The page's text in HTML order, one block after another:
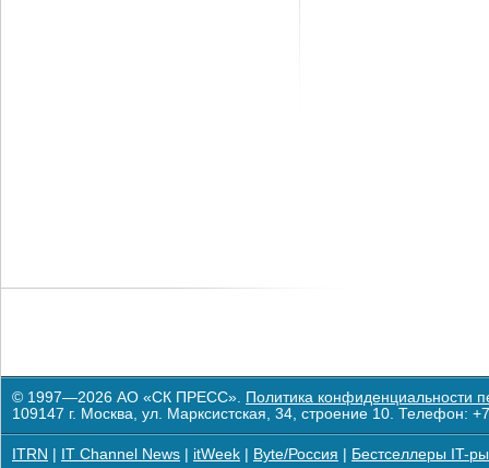
© 1997—2026 АО «СК ПРЕСС». Политика конфиденциальности
109147 г. Москва, ул. Марксистская, 34, строение 10. Телефон:
ITRN IT Channel News itWeek Byte/Россия Бестселлеры IT-